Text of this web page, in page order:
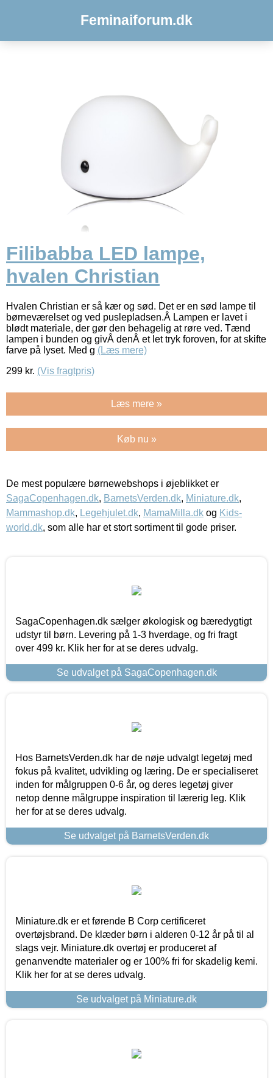
Feminaiforum.dk
Filibabba LED lampe,
hvalen Christian
Hvalen Christian er så kær og sød. Det er en sød lampe til
børneværelset og ved puslepladsen.Â Lampen er lavet i
blødt materiale, der gør den behagelig at røre ved. Tænd
lampen i bunden og givÂ denÂ et let tryk foroven, for at skifte
farve på lyset. Med g (Læs mere)
299 kr. (Vis fragtpris)
Læs mere »
Køb nu »
De mest populære børnewebshops i øjeblikket er
SagaCopenhagen.dk, BarnetsVerden.dk, Miniature.dk,
Mammashop.dk, Legehjulet.dk, MamaMilla.dk og Kids-
world.dk, som alle har et stort sortiment til gode priser.
SagaCopenhagen.dk sælger økologisk og bæredygtigt
udstyr til børn. Levering på 1-3 hverdage, og fri fragt
over 499 kr. Klik her for at se deres udvalg.
Se udvalget på SagaCopenhagen.dk
Hos BarnetsVerden.dk har de nøje udvalgt legetøj med
fokus på kvalitet, udvikling og læring. De er specialiseret
inden for målgruppen 0-6 år, og deres legetøj giver
netop denne målgruppe inspiration til lærerig leg. Klik
her for at se deres udvalg.
Se udvalget på BarnetsVerden.dk
Miniature.dk er et førende B Corp certificeret
overtøjsbrand. De klæder børn i alderen 0-12 år på til al
slags vejr. Miniature.dk overtøj er produceret af
genanvendte materialer og er 100% fri for skadelig kemi.
Klik her for at se deres udvalg.
Se udvalget på Miniature.dk